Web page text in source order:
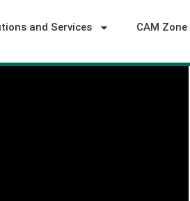
and Services CAM Zone